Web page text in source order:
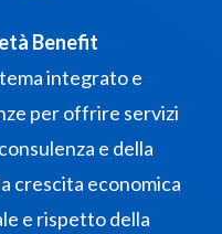
Benefit
integrato e
per offrire servizi
e della
crescita economica
e rispetto della